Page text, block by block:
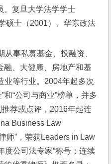
。复旦大学法学学士
硕士（2001）、华东政法
事私募基金、投融资、
融、大健康、房地产和基
业等行业。2004年起多次
和“公司与商业”榜单，并多
荐或点评，2016年起连
Business Law
师”，荣获Leaders in Law
度公司法专家”称号；连续